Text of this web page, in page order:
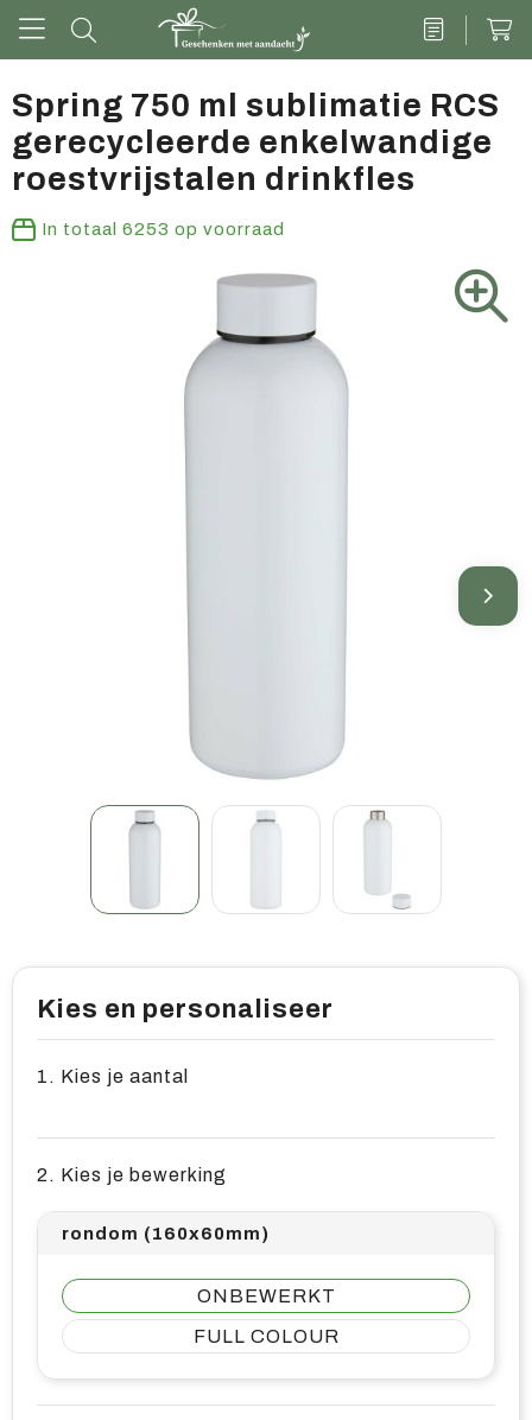
Drinkwaren
Kantoor & schrijven
Vrije tijd & outdoor
Overige relatiegeschenken
Spring 750 ml sublimatie RCS
gerecycleerde enkelwandige
roestvrijstalen drinkfles
In totaal 6253 op voorraad
Kies en personaliseer
1. Kies je aantal
2. Kies je bewerking
rondom (160x60mm)
ONBEWERKT
FULL COLOUR